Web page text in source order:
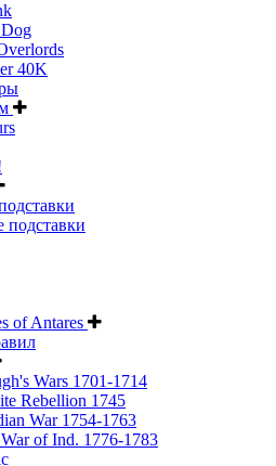
40K
подставки
of Antares
Wars 1701-1714
Rebellion 1745
War 1754-1763
of Ind. 1776-1783